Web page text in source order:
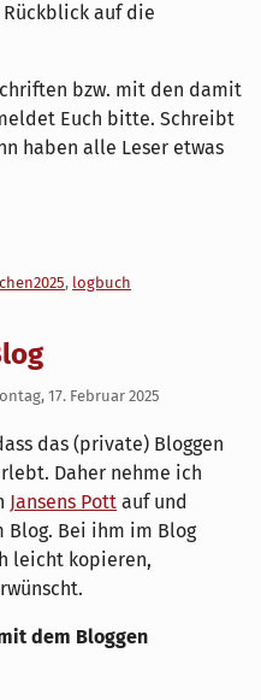
Rückblick auf die
bzw. mit den damit
Euch bitte. Schreibt
haben alle Leser etwas
, logbuch
17. Februar 2025
das (private) Bloggen
Daher nehme ich
Jansens Pott auf und
Blog. Bei ihm im Blog
leicht kopieren,
dem Bloggen